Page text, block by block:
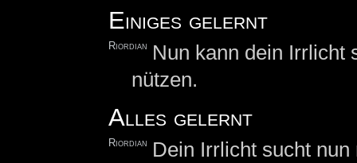
Einiges gelernt
Riordian
Nun kann dein Irrlicht
nützen.
Alles gelernt
Riordian
Dein Irrlicht sucht